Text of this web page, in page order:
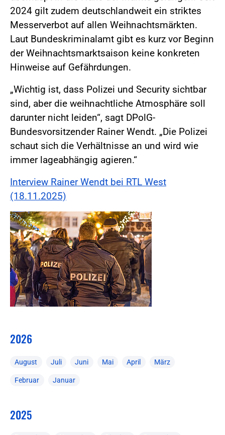
2024 gilt zudem deutschlandweit ein striktes
Messerverbot auf allen Weihnachtsmärkten.
Laut Bundeskriminalamt gibt es kurz vor Beginn
der Weihnachtsmarktsaison keine konkreten
Hinweise auf Gefährdungen.
„Wichtig ist, dass Polizei und Security sichtbar
sind, aber die weihnachtliche Atmosphäre soll
darunter nicht leiden“, sagt DPolG-
Bundesvorsitzender Rainer Wendt. „Die Polizei
schaut sich die Verhältnisse an und wird wie
immer lageabhängig agieren.“
Interview Rainer Wendt bei RTL West
(18.11.2025)
2026
August Juli Juni Mai April März
Februar Januar
2025